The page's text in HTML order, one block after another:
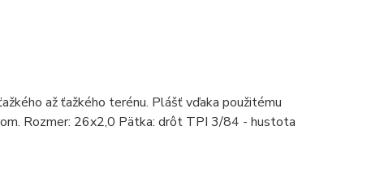
až ťažkého terénu. Plášť vďaka použitému
Rozmer: 26x2,0 Pätka: drôt TPI 3/84 - hustota